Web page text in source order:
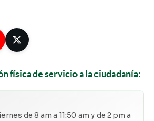
física de servicio a la ciudadanía:
de 8 am a 11:50 am y de 2 pm a